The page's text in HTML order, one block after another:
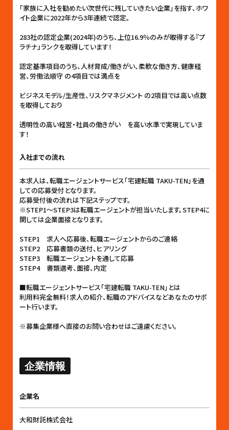
「家族に入社を勧めたい次世代に残していきたい企業」を指す、ホワ
イト企業に2022年から3年連続で認定。
283社の認定企業(2024年)のうち、上位16.9％のみが取得する『プ
ラチナ』ランクを取得しています！
認定基準項目のうち、人材育成/働きがい、柔軟な働き方、健康経
営、労働法順守 の4項目では満点を
ビジネスモデル/生産性、リスクマネジメント の2項目では高い点数
を取得しており
透明性の高い経営・社員の働きがい を高い水準で実現していま
す！
入社までの流れ
本求人は、転職エージェントサービス「宅建転職 TAKU-TEN」を通
しての応募受付となります。
応募受付後の流れは下記ステップです。
※STEP1〜STEP3は転職エージェントが担当いたします。STEP4に
関しては企業面接となります。
STEP1 求人へ応募後、転職エージェントからのご連絡
STEP2 応募書類の送付、ヒアリング
STEP3 転職エージェントを通して応募
STEP4 書類選考、面接、内定
■転職エージェントサービス「宅建転職 TAKU-TEN」とは
利用料完全無料！求人の紹介、転職のアドバイスなどあなたのサポ
ート行います。
※募集企業様へ直接のお問い合わせはご遠慮ください。
企業情報
企業名
大和財託株式会社